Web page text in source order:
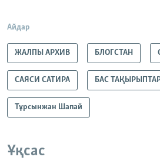
Айдар
ЖАЛПЫ АРХИВ БЛОГСТАН
САЯСИ САТИРА БАС
Тұрсынжан Шапай
Ұқсас